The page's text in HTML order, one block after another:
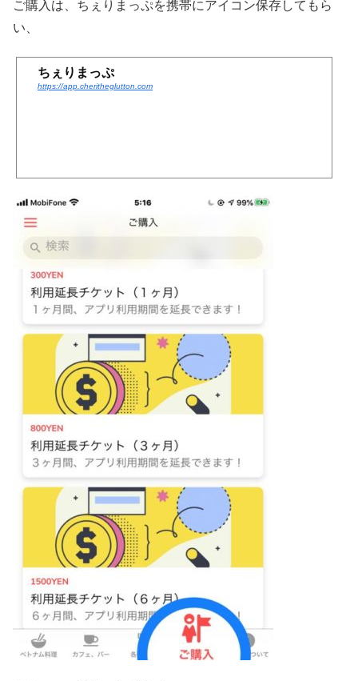
ご購入は、ちぇりまっぷを携帯にアイコン保存してもら
い、
ちぇりまっぷ
https://app.cheritheglutton.com